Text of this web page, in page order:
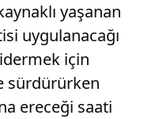
yaşanan
uygulanacağı
için
sürdürürken
ereceği saati